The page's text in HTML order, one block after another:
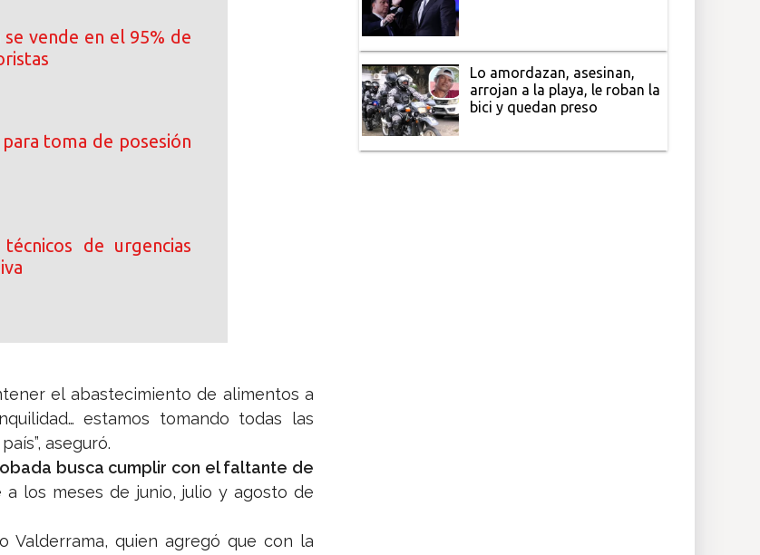
se vende en el 95% de
toma de posesión
técnicos de urgencias
el abastecimiento de alimentos a
estamos tomando todas las
aseguró.
busca cumplir con el faltante de
a los meses de junio, julio y agosto de
Valderrama, quien agregó que con la
Lo amordazan, asesinan,
arrojan a la playa, le roban la
bici y quedan preso